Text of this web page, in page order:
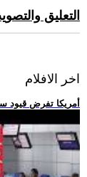
التعليق
اخر الافلام
.. أمريكا تفرض